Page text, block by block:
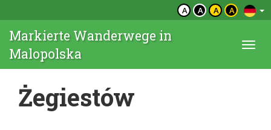
A A A A
Markierte Wanderwege in
Malopolska
Żegiestów